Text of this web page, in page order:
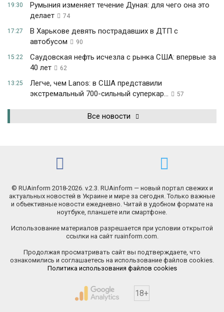
19:30
Румыния изменяет течение Дуная: для чего она это
делает
74
17:27
В Харькове девять пострадавших в ДТП с
автобусом
90
15:22
Саудовская нефть исчезла с рынка США: впервые за
40 лет
62
13:25
Легче, чем Lanos: в США представили
экстремальный 700-сильный суперкар...
57
Все новости
© RUAinform 2018-2026. v.2.3. RUAinform — новый портал свежих и
актуальных новостей в Украине и мире за сегодня. Только важные
и объективные новости ежедневно. Читай в удобном формате на
ноутбуке, планшете или смартфоне.
Использование материалов разрешается при условии открытой
ссылки на сайт ruainform.com.
Продолжая просматривать сайт вы подтверждаете, что
ознакомились и соглашаетесь на использование файлов cookies.
Политика использования файлов cookies
18+